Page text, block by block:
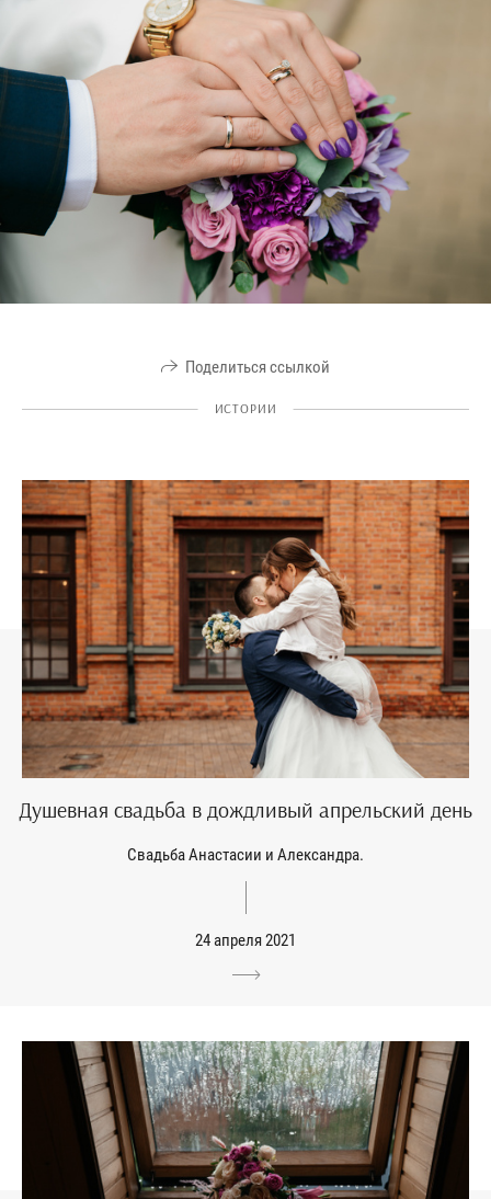
Поделиться ссылкой
ИСТОРИИ
Душевная свадьба в дождливый апрельский день
Свадьба Анастасии и Александра.
24 апреля 2021